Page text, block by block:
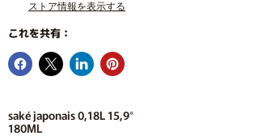
ストア情報を表示する
これを共有：
saké japonais 0,18L 15,9°
180ML